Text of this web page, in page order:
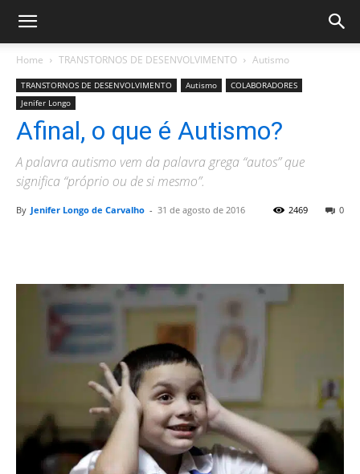
Home TRANSTORNOS DE DESENVOLVIMENTO Autismo
TRANSTORNOS DE DESENVOLVIMENTO Autismo
COLABORADORES
Jenifer Longo
Afinal, o que é Autismo?
A palavra autismo vem da palavra grega “autos” que
significa “próprio ou de si mesmo”.
By Jenifer Longo de Carvalho - 31 de agosto de 2016 0
2469